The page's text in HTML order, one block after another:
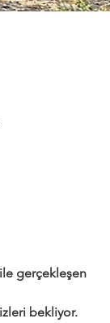
gerçekleşen
bekliyor.